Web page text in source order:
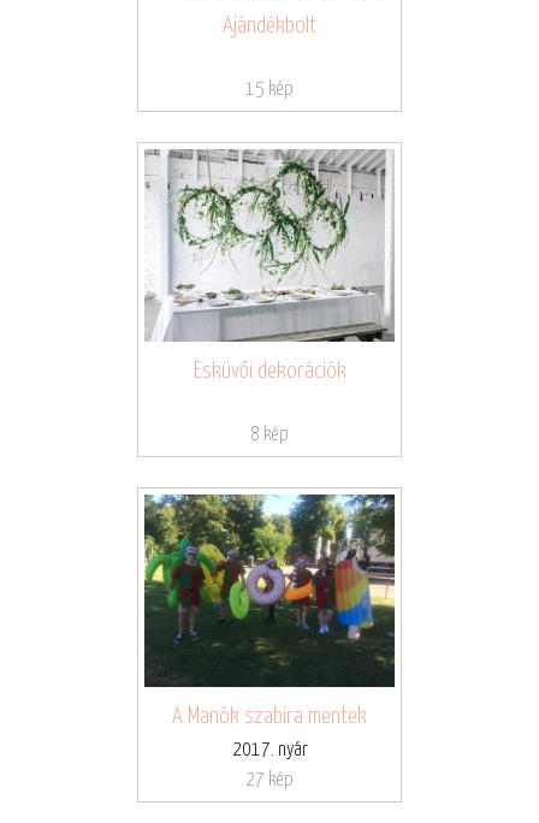
Ajándékbolt
15 kép
Esküvői dekorációk
8 kép
A Manók szabira mentek
2017. nyár
27 kép